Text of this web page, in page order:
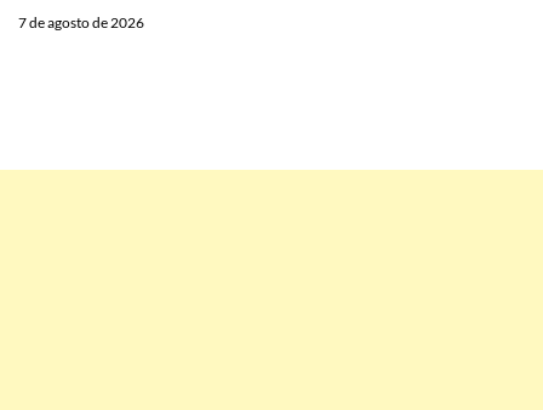
7 de agosto de 2026